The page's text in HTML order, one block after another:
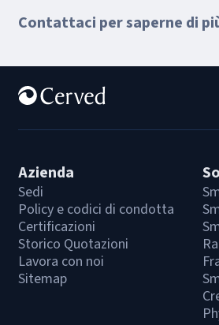
Contattaci per saperne di
Azienda
Sedi
Policy e codici di condotta
Certificazioni
Storico Quotazioni
Lavora con noi
Sitemap